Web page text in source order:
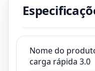
Cor: preto, branco
Prazo de
em massa 15 dias
Prazo de
Nome do
carga rápida 3.0